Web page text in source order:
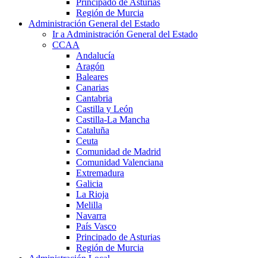
Región de Murcia
Administración General del Estado
Ir a Administración General del Estado
CCAA
Andalucía
Aragón
Baleares
Canarias
Cantabria
Castilla y León
Castilla-La Mancha
Cataluña
Ceuta
Comunidad de Madrid
Comunidad Valenciana
Extremadura
Galicia
La Rioja
Melilla
Navarra
País Vasco
Principado de Asturias
Región de Murcia